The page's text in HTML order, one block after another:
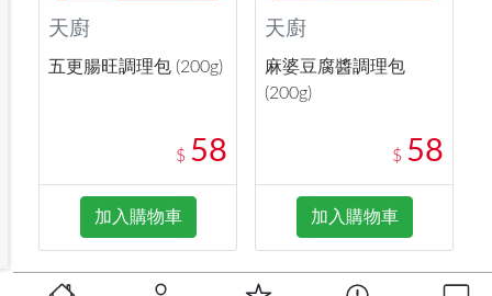
天廚
五更腸旺調理包 (200g)
$ 58
加入購物車
天廚
麻婆豆腐醬調理包
(200g)
$ 58
加入購物車